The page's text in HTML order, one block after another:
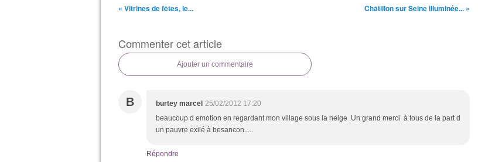
« Vitrines de fêtes, le... Châtillon sur Seine illuminée... »
Commenter cet article
Ajouter un commentaire
B burtey marcel 25/02/2012 17:20
beaucoup d emotion en regardant mon village sous la neige .Un grand merci à tous de la part d
un pauvre exilé à besancon.....
Répondre